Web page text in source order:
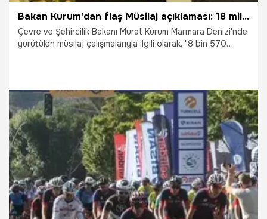
Bakan Kurum'dan flaş Müsilaj açıklaması: 18 milyonluk ceza...
Çevre ve Şehircilik Bakanı Murat Kurum Marmara Denizi'nde
yürütülen müsilaj çalışmalarıyla ilgili olarak, "8 bin 570
4.07.2021 Gündem